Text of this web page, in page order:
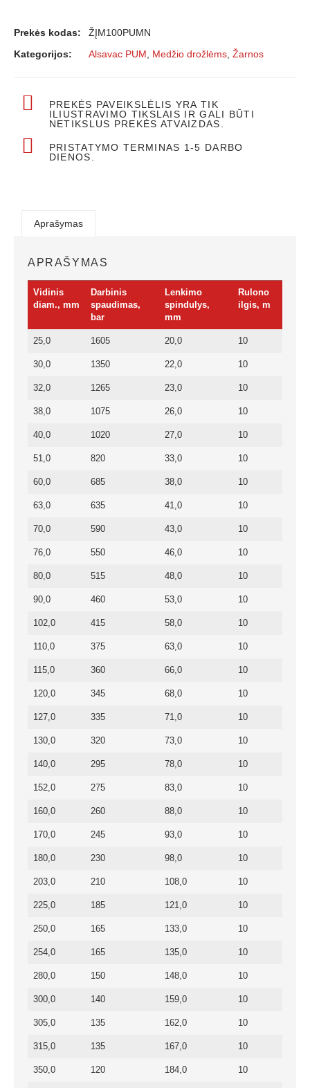
Prekės kodas:
ŽĮM100PUMN
Kategorijos:
Alsavac PUM Medžio drožlėms Žarnos
PREKĖS PAVEIKSLĖLIS YRA TIK
ILIUSTRAVIMO TIKSLAIS IR GALI BŪTI
NETIKSLUS PREKĖS ATVAIZDAS.
PRISTATYMO TERMINAS 1-5 DARBO
DIENOS.
Aprašymas
APRAŠYMAS
Vidinis
diam., mm
Darbinis
spaudimas,
bar
Lenkimo
spindulys,
mm
Rulono
ilgis, m
25,0 1605 20,0 10
30,0 1350 22,0 10
32,0 1265 23,0 10
38,0 1075 26,0 10
40,0 1020 27,0 10
51,0 820 33,0 10
60,0 685 38,0 10
63,0 635 41,0 10
70,0 590 43,0 10
76,0 550 46,0 10
80,0 515 48,0 10
90,0 460 53,0 10
102,0 415 58,0 10
110,0 375 63,0 10
115,0 360 66,0 10
120,0 345 68,0 10
127,0 335 71,0 10
130,0 320 73,0 10
140,0 295 78,0 10
152,0 275 83,0 10
160,0 260 88,0 10
170,0 245 93,0 10
180,0 230 98,0 10
203,0 210 108,0 10
225,0 185 121,0 10
250,0 165 133,0 10
254,0 165 135,0 10
280,0 150 148,0 10
300,0 140 159,0 10
305,0 135 162,0 10
315,0 135 167,0 10
350,0 120 184,0 10